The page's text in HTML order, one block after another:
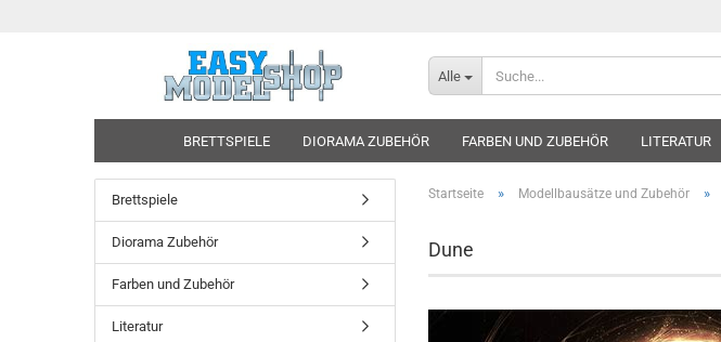
Alle
BRETTSPIELE DIORAMA ZUBEHÖR FARBEN UND ZUBEHÖR LITERATUR
Startseite » Modellbausätze und Zubehör »
Dune
Brettspiele
Diorama Zubehör
Farben und Zubehör
Literatur